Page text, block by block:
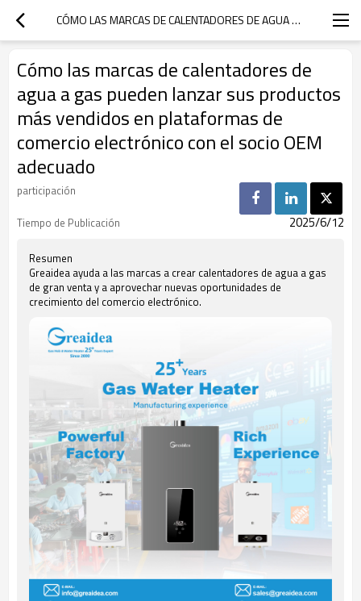
CÓMO LAS MARCAS DE CALENTADORES DE AGUA A GAS PUEDEN LANZAR SUS PRODUCTOS MÁS VENDIDOS EN PLATAFORMAS DE COMERCIO ELECTRÓNICO CON EL SOCIO OEM ADECUADO
Cómo las marcas de calentadores de
agua a gas pueden lanzar sus productos
más vendidos en plataformas de
comercio electrónico con el socio OEM
adecuado
participación
Tiempo de Publicación
2025/6/12
Resumen
Greaidea ayuda a las marcas a crear calentadores de agua a gas
de gran venta y a aprovechar nuevas oportunidades de
crecimiento del comercio electrónico.